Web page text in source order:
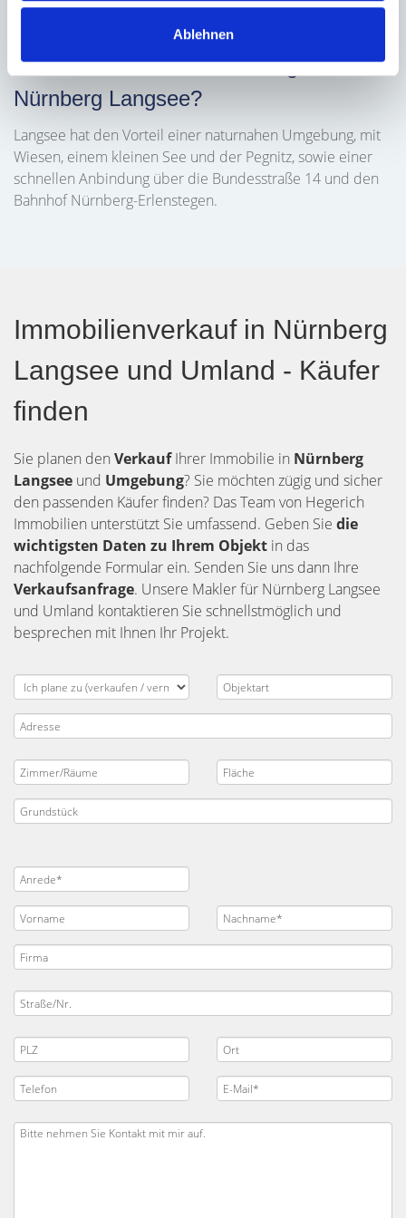
Ablehnen
Welche Vorteile bietet die Lage in
Nürnberg Langsee?
Langsee hat den Vorteil einer naturnahen Umgebung, mit
Wiesen, einem kleinen See und der Pegnitz, sowie einer
schnellen Anbindung über die Bundesstraße 14 und den
Bahnhof Nürnberg-Erlenstegen.
Immobilienverkauf in Nürnberg
Langsee und Umland - Käufer
finden
Sie planen den VerkaufIhrer Immobilie in Nürnberg
Langsee und Umgebung? Sie möchten zügig und sicher
den passenden Käufer finden? Das Team von Hegerich
Immobilien unterstützt Sie umfassend. Geben Sie die
wichtigsten Daten zu Ihrem Objekt in das
nachfolgende Formular ein. Senden Sie uns dann Ihre
Verkaufsanfrage. Unsere Makler für Nürnberg Langsee
und Umland kontaktieren Sie schnellstmöglich und
besprechen mit Ihnen Ihr Projekt.